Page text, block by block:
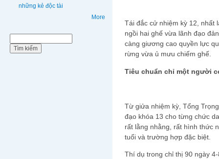
những kẻ độc tài
More
Tái đắc cử nhiệm kỳ 12, nhất
ngồi hai ghế vừa lãnh đạo
càng giương cao quyền lực
rừng vừa ủ mưu chiếm ghế.
Tiêu chuẩn chỉ một người
Từ giửa nhiệm kỳ, Tổng
đạo khóa 13 cho từng chức
rất lằng nhằng, rất hình thức
tuổi và trường hợp đặc biệt.
Thí dụ trong chỉ thị 90 ngày